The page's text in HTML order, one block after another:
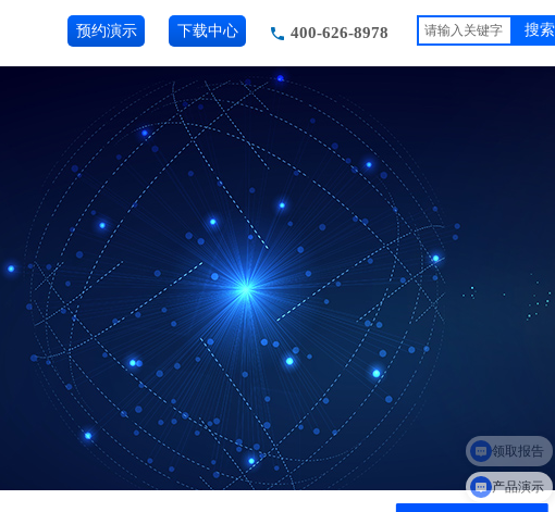
400-626-8978
预约演示 下载中心 搜索
产品演示
领取报告